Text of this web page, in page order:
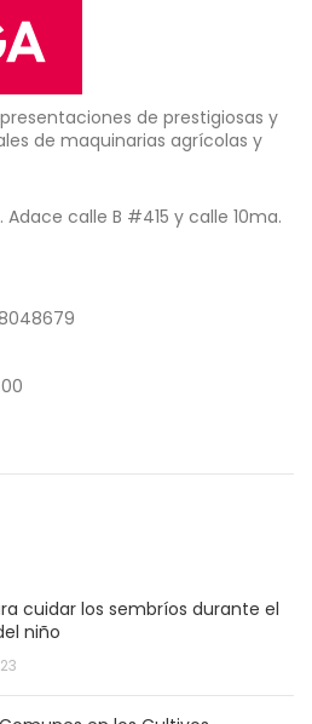
de prestigiosas y
de maquinarias agrícolas y
calle B #415 y calle 10ma.
cuidar los sembríos durante el
niño